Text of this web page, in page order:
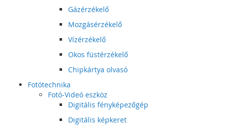
Gázérzékelő
Mozgásérzékelő
Vízérzékelő
Okos füstérzékelő
Chipkártya olvasó
Fotótechnika
Fotó-Videó eszköz
Digitális fényképezőgép
Digitális képkeret